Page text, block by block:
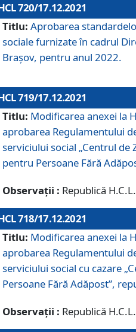
720/17.12.2021
Titlu: Aprobarea
sociale furnizate în cadrul
Brașov, pentru anul 2022.
719/17.12.2021
Titlu: Modificarea anexei la
aprobarea Regulamentului
serviciului social „Centrul
pentru Persoane Fără
Observații : Republică
718/17.12.2021
Titlu: Modificarea anexei la
aprobarea Regulamentului
serviciului social cu cazare
Persoane Fără Adăpost”,
Observații : Republică